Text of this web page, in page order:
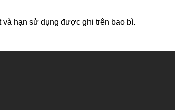
hạn sử dụng được ghi trên bao bì.